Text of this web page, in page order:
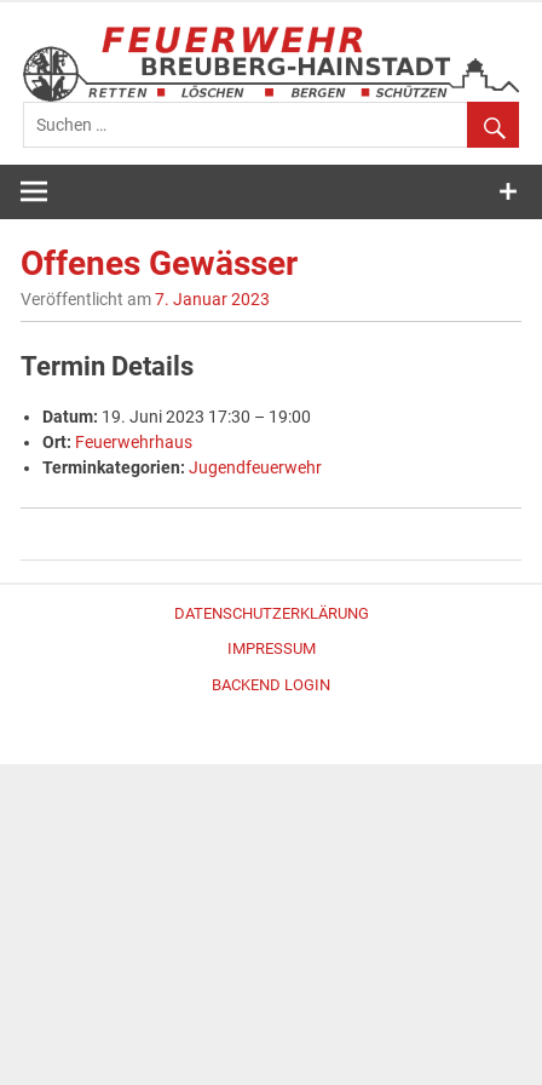
springen
Feuerwehr
Breuberg-
Offenes Gewässer
Veröffentlicht am7. Januar 2023
Termin Details
Datum: 19. Juni 2023 17:30 – 19:00
Ort: Feuerwehrhaus
Terminkategorien: Jugendfeuerwehr
DATENSCHUTZERKLÄRUNG
IMPRESSUM
BACKEND LOGIN